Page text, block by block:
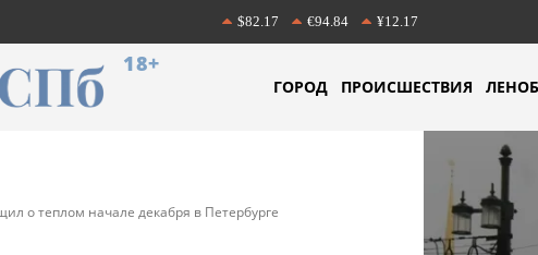
$82.17 €94.84 ¥12.17
18+
ГОРОД ПРОИСШЕСТВИЯ
о теплом начале декабря в Петербурге